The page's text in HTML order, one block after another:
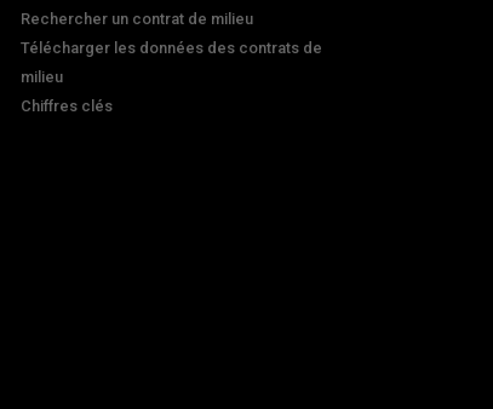
Rechercher un contrat de milieu
Télécharger les données des contrats de
milieu
Chiffres clés